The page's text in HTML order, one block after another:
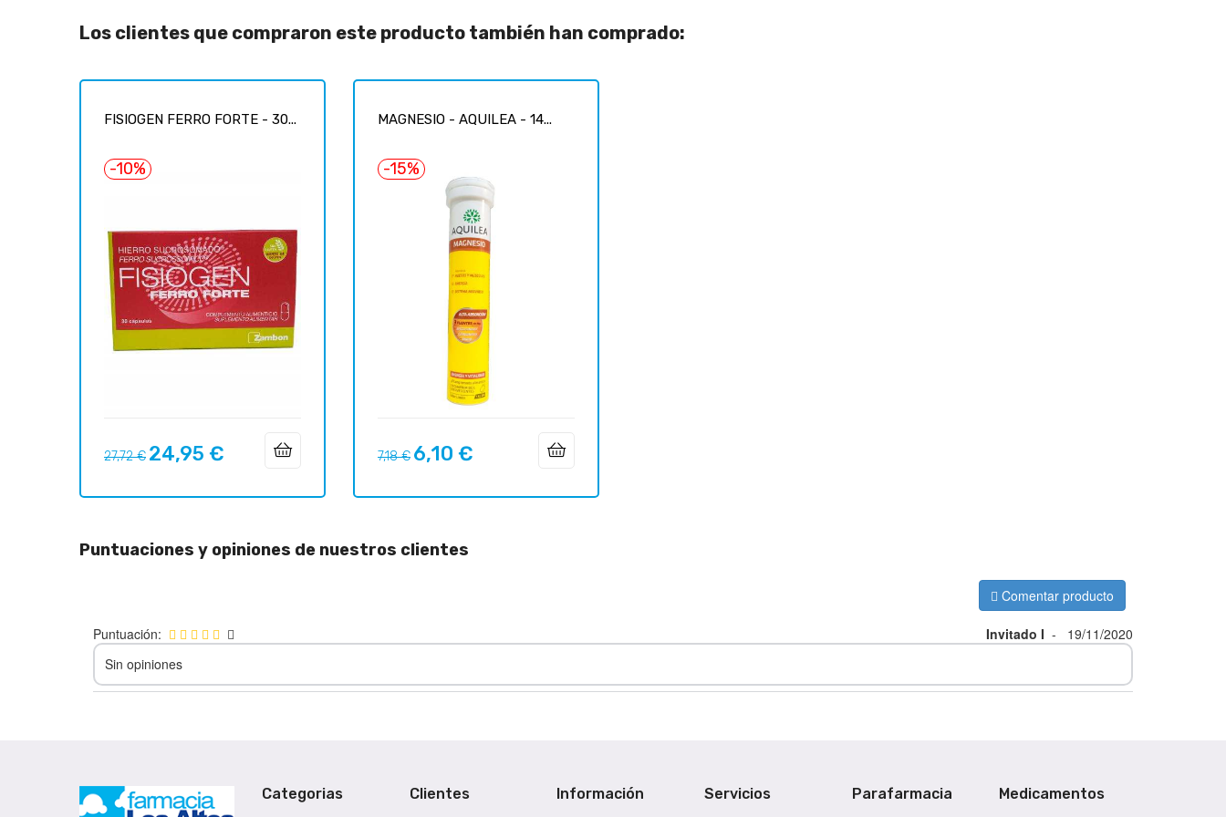
Los clientes que compraron este producto también han comprado:
FISIOGEN FERRO FORTE - 30...
-10%
Precio
27,72 € Precio
24,95 €
MAGNESIO - AQUILEA - 14...
-15%
Precio
7,18 € Precio
6,10 €
Puntuaciones y opiniones de nuestros clientes
Comentar producto
Puntuación: Invitado I -
19/11/2020
Sin opiniones
Categorias Clientes Información Servicios Parafarmacia Medicamentos